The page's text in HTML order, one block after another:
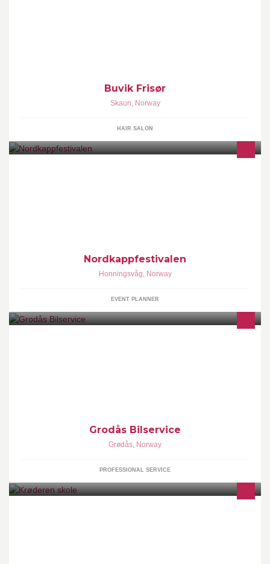
Buvik Frisør
Skaun, Norway
HAIR SALON
Nordkappfestivalen
Honningsvåg, Norway
EVENT PLANNER
Grodås Bilservice
Grødås, Norway
PROFESSIONAL SERVICE